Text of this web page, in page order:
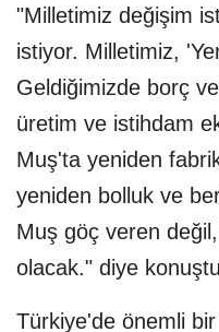
"Milletimiz değişim
istiyor. Milletimiz,
Geldiğimizde borç
üretim ve istihdam
Muş'ta yeniden
yeniden bolluk ve
Muş göç veren
olacak." diye
Türkiye'de önemli